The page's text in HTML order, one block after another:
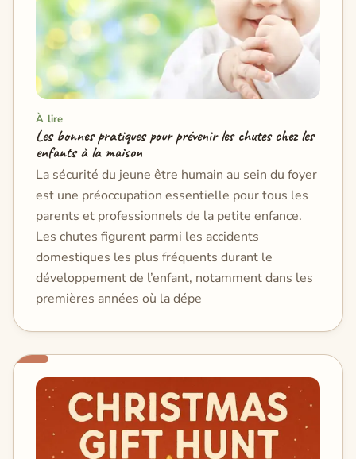
À lire
Les bonnes pratiques pour prévenir les chutes chez les
enfants à la maison
La sécurité du jeune être humain au sein du foyer
est une préoccupation essentielle pour tous les
parents et professionnels de la petite enfance.
Les chutes figurent parmi les accidents
domestiques les plus fréquents durant le
développement de l’enfant, notamment dans les
premières années où la dépe